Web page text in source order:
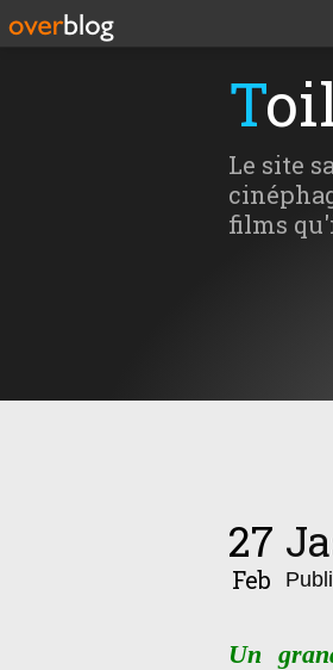
Le site
films
27
Feb
Un